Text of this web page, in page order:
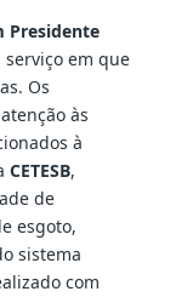
Presidente
em que
Os
às
à
CETESB,
de
esgoto,
sistema
com